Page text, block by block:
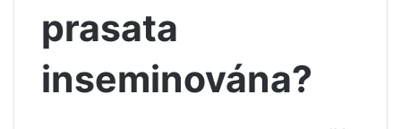
prasata
inseminována?